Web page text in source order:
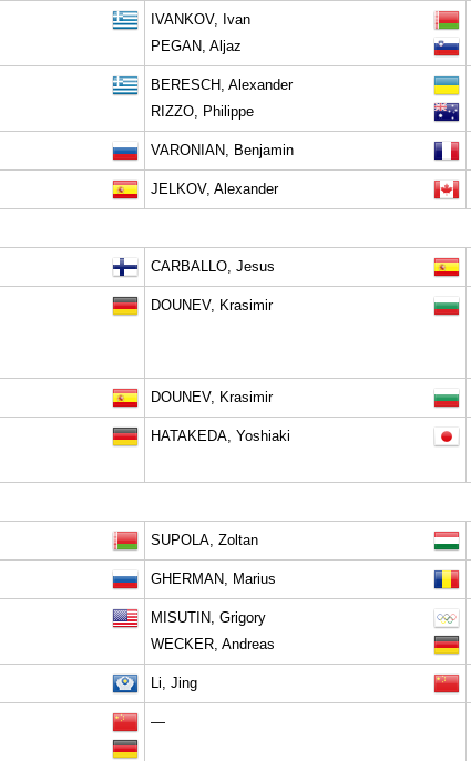
IVANKOV, Ivan
PEGAN, Aljaz
BERESCH, Alexander
RIZZO, Philippe
VARONIAN, Benjamin
JELKOV, Alexander
CARBALLO, Jesus
DOUNEV, Krasimir
DOUNEV, Krasimir
HATAKEDA, Yoshiaki
SUPOLA, Zoltan
GHERMAN, Marius
MISUTIN, Grigory
WECKER, Andreas
Li, Jing
—